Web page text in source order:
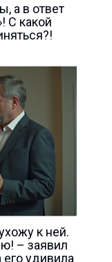
а в ответ
С какой
к ней.
– заявил
удивила